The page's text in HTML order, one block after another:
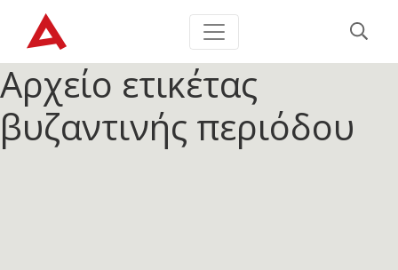
Αρχείο ετικέτας
βυζαντινής περιόδου